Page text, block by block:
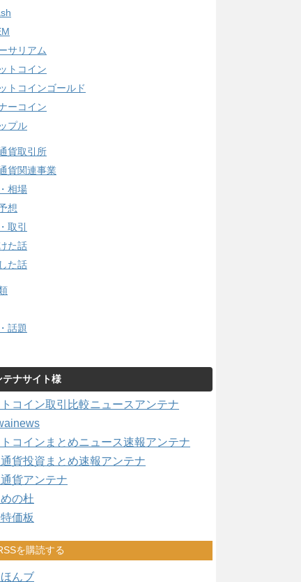
サリアム
トコイン
トコインゴールド
ーコイン
プル
貨取引所
貨関連事業
相場
想
取引
た話
た話
話題
テナサイト様
トコイン取引比較ニュースアンテナ
トコインまとめニュース速報アンテナ
貨投資まとめ速報アンテナ
貨アンテナ
の杜
価板
を購読する